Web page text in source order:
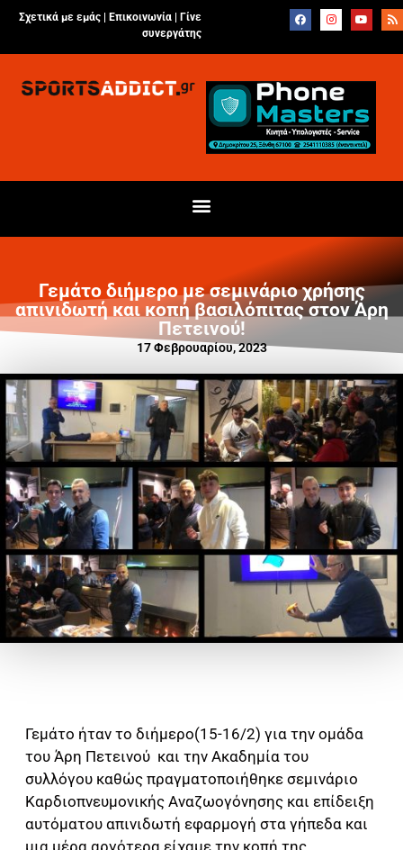
Σχετικά με εμάς | Επικοινωνία
Γίνε
συνεργάτης
Γεμάτο διήμερο με σεμινάριο χρήσης
απινιδωτή και κοπή βασιλόπιτας στον Άρη
Πετεινού!
17 Φεβρουαρίου, 2023
Γεμάτο ήταν το διήμερο(15-16/2) για την ομάδα
του Άρη Πετεινού και την Ακαδημία του
συλλόγου καθώς πραγματοποιήθηκε σεμινάριο
Καρδιοπνευμονικής Αναζωογόνησης και επίδειξη
αυτόματου απινιδωτή εφαρμογή στα γήπεδα και
μια μέρα αργότερα είχαμε την κοπή της